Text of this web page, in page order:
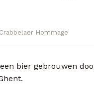
Crabbelaer Hommage
bier gebrouwen